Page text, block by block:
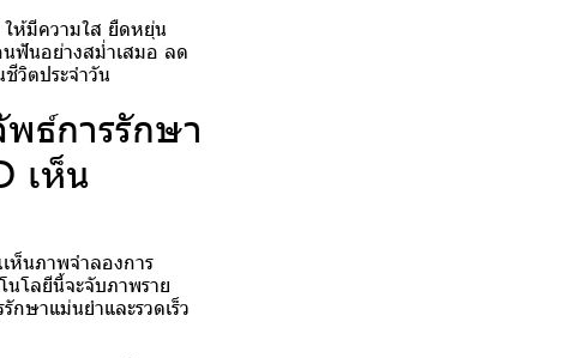
ห้มีความใส ยืดหยุ่น
ฟันอย่างสม่ำเสมอ ลด
วิตประจำวัน
ธ์การรักษา
เห็น
ห็นภาพจำลองการ
โลยีนี้จะจับภาพราย
กษาแม่นยำและรวดเร็ว